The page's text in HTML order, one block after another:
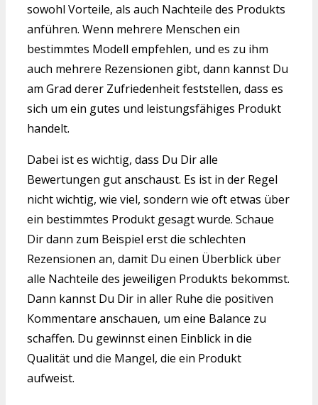
sowohl Vorteile, als auch Nachteile des Produkts
anführen. Wenn mehrere Menschen ein
bestimmtes Modell empfehlen, und es zu ihm
auch mehrere Rezensionen gibt, dann kannst Du
am Grad derer Zufriedenheit feststellen, dass es
sich um ein gutes und leistungsfähiges Produkt
handelt.
Dabei ist es wichtig, dass Du Dir alle
Bewertungen gut anschaust. Es ist in der Regel
nicht wichtig, wie viel, sondern wie oft etwas über
ein bestimmtes Produkt gesagt wurde. Schaue
Dir dann zum Beispiel erst die schlechten
Rezensionen an, damit Du einen Überblick über
alle Nachteile des jeweiligen Produkts bekommst.
Dann kannst Du Dir in aller Ruhe die positiven
Kommentare anschauen, um eine Balance zu
schaffen. Du gewinnst einen Einblick in die
Qualität und die Mangel, die ein Produkt
aufweist.